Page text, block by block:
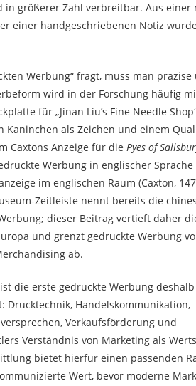
größerer Zahl verbreitbar. Aus einer
einer handgeschriebenen Notiz
Werbung“ fragt, muss man
wird in der Forschung häufig
für „Jinan Liu’s Fine Needle
als Zeichen und einem
Caxtons Anzeige für die Pyes of
Werbung in englischer
im englischen Raum (Caxton,
Zeitleiste nennt bereits die
dieser Beitrag vertieft daher
und grenzt gedruckte Werbung
ab.
die erste gedruckte Werbung
Handelskommunikation,
Verkaufsförderung und
Verständnis von Marketing als
bietet hierfür einen passenden
Wert, bevor moderne